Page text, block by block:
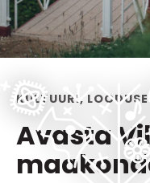
KULTUURI,
Avasta